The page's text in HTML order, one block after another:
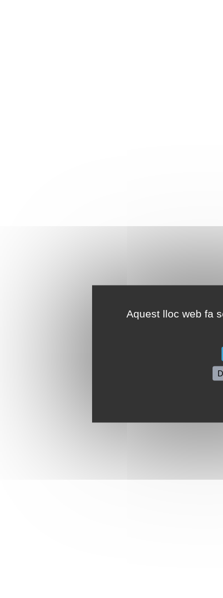
Aquest lloc web fa